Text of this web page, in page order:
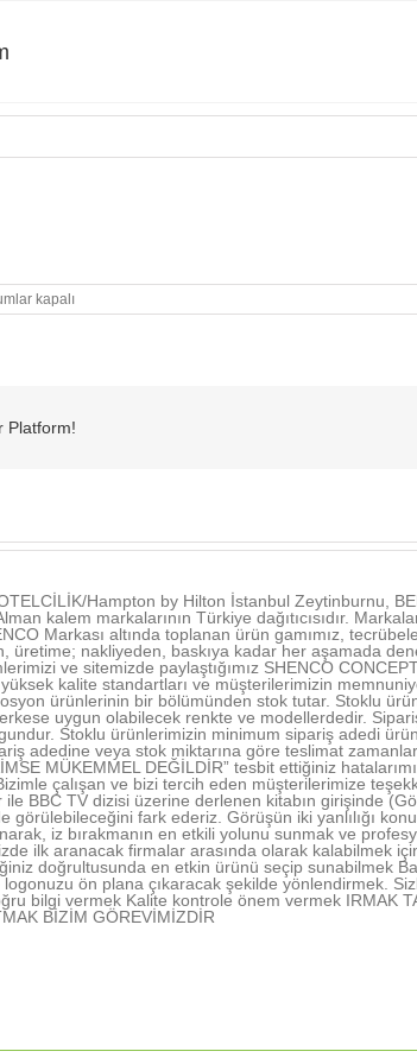
kapalı
Platform!
Hampton by Hilton İstanbul Zeytinburnu,
kalem markalarının Türkiye dağıtıcısıdır.
Markası altında toplanan ürün gamımız,
üretime; nakliyeden, baskıya kadar her aşamada
ve sitemizde paylaştığımız SHENCO
yüksek kalite standartları ve müşterilerimizin
ürünlerinin bir bölümünden stok tutar. Stoklu
uygun olabilecek renkte ve modellerdedir.
Stoklu ürünlerimizin minimum sipariş adedi
adedine veya stok miktarına göre teslimat
MÜKEMMEL DEĞİLDİR” tesbit ettiğiniz
çalışan ve bizi tercih eden müşterilerimize
ile BBC TV dizisi üzerine derlenen kitabın girişinde
fark ederiz. Görüşün iki yanlılığı
iz bırakmanın en etkili yolunu sunmak ve
ilk aranacak firmalar arasında olarak kalabilmek
doğrultusunda en etkin ürünü seçip sunabilmek
ön plana çıkaracak şekilde yönlendirmek.
bilgi vermek Kalite kontrole önem vermek IRMAK
BİZİM GÖREVİMİZDİR